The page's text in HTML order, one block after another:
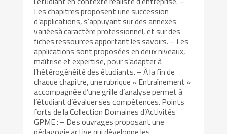
Les chapitres proposent une succession
d’applications, s’appuyant sur des annexes
variéesà caractère professionnel, et sur des
fiches ressources apportant les savoirs. – Les
applications sont proposées en deux niveaux,
maîtrise et expertise, pour s’adapter à
l’hétérogénéité des étudiants. – À la fin de
chaque chapitre, une rubrique « Entraînement »
accompagnée d’une grille d’analyse permet à
l’étudiant d’évaluer ses compétences. Points
forts de la Collection Domaines d’Activités
GPME : – Des ouvrages proposant une